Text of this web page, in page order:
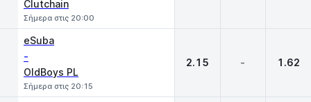
Clutchain
Σήμερα στις 20:00
eSuba
-
OldBoys PL
Σήμερα στις 20:15
2.15 - 1.62